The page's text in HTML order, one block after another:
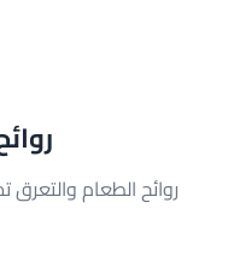
روائح الطعام